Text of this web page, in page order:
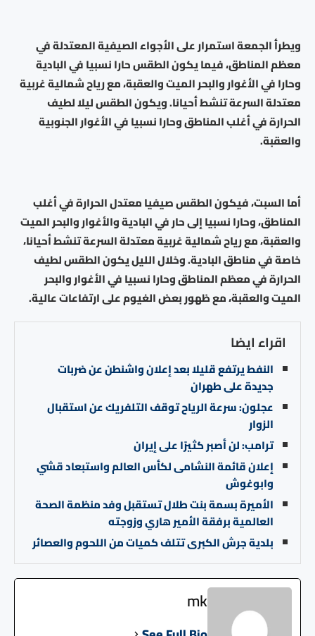
ويطرأ الجمعة استمرار على الأجواء الصيفية المعتدلة في
معظم المناطق، فيما يكون الطقس حارا نسبيا في البادية
وحارا في الأغوار والبحر الميت والعقبة، مع رياح شمالية غربية
معتدلة السرعة تنشط أحيانا. ويكون الطقس ليلا لطيف
الحرارة في أغلب المناطق وحارا نسبيا في الأغوار الجنوبية
والعقبة.
أما السبت، فيكون الطقس صيفيا معتدل الحرارة في أغلب
المناطق، وحارا نسبيا إلى حار في البادية والأغوار والبحر الميت
والعقبة، مع رياح شمالية غربية معتدلة السرعة تنشط أحيانا،
خاصة في مناطق البادية. وخلال الليل يكون الطقس لطيف
الحرارة في معظم المناطق وحارا نسبيا في الأغوار والبحر
الميت والعقبة، مع ظهور بعض الغيوم على ارتفاعات عالية.
اقراء ايضا
النفط يرتفع قليلا بعد إعلان واشنطن عن ضربات
جديدة على طهران
عجلون: سرعة الرياح توقف التلفريك عن استقبال
الزوار
ترامب: لن أصبر كثيرًا على إيران
إعلان قائمة النشامى لكأس العالم واستبعاد قشي
وابوغوش
الأميرة بسمة بنت طلال تستقبل وفد منظمة الصحة
العالمية برفقة الأمير هاري وزوجته
بلدية جرش الكبرى تتلف كميات من اللحوم والعصائر
mk